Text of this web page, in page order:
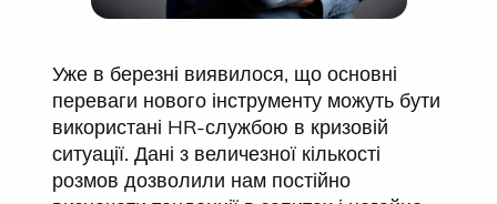
Уже в березні виявилося, що основні
переваги нового інструменту можуть бути
використані HR-службою в кризовій
ситуації. Дані з величезної кількості
розмов дозволили нам постійно